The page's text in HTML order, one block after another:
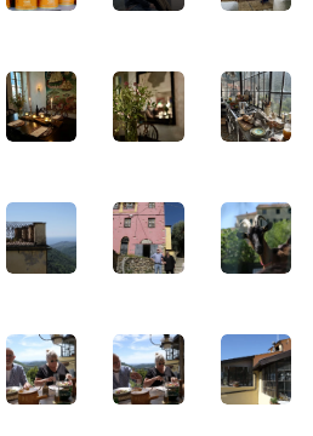
Det
gäller
att
ladda
Dessa
är